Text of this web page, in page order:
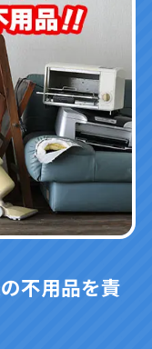
不用品を責